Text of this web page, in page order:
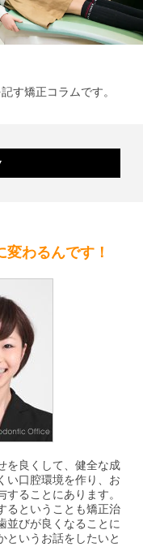
す矯正コラムです。
わるんです！
を良くして、健全な成
い口腔環境を作り、お
ることにあります。
るということも矯正治
並びが良くなることに
というお話をしたいと